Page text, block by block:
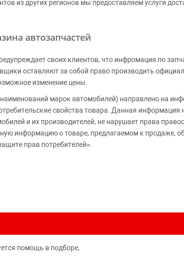
из других регионов мы предоставляем услуги
автозапчастей
своих клиентов, что инфромация по
оставляют за собой право производить
изменение цены.
марок автомобилей) направлено на
свойства товара. Данная информация
и их производителей, не нарушает права
информацию о товаре, предлагаемом к продаже,
прав потребителей».
помощь в подборе,